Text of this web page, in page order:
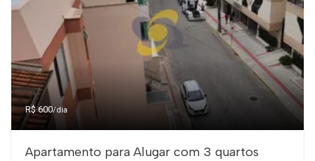
R$ 600/dia
Apartamento para Alugar com 3 quartos